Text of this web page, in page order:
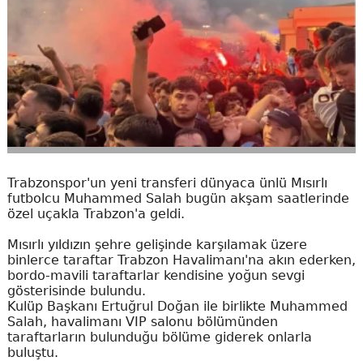
Trabzonspor'un yeni transferi dünyaca ünlü Mısırlı
futbolcu Muhammed Salah bugün akşam saatlerinde
özel uçakla Trabzon'a geldi.
Mısırlı yıldızın şehre gelişinde karşılamak üzere
binlerce taraftar Trabzon Havalimanı'na akın ederken,
bordo-mavili taraftarlar kendisine yoğun sevgi
gösterisinde bulundu.
Kulüp Başkanı Ertuğrul Doğan ile birlikte Muhammed
Salah, havalimanı VIP salonu bölümünden
taraftarların bulunduğu bölüme giderek onlarla
buluştu.